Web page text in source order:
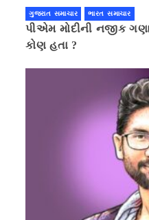
ગુજરાત સમાચાર ભારત સમાચાર
પીએમ મોદીની નજીક
કોણ હતા ?